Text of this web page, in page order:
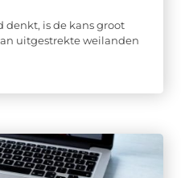
denkt, is de kans groot
uitgestrekte weilanden